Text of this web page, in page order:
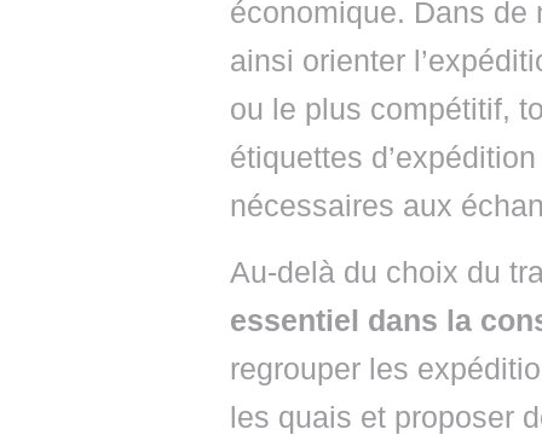
économique. Dans de
ainsi orienter
ou le plus compétitif,
étiquettes
nécessaires aux
Au-delà du choix du
essentiel dans la
regrouper les
les quais et proposer